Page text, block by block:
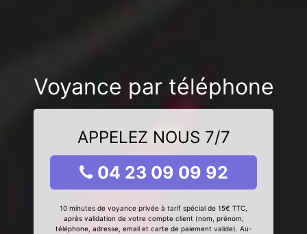
Voyance par téléphone
APPELEZ NOUS 7/7
04 23 09 09 92
10 minutes de voyance privée à tarif spécial de 15€ TTC,
après validation de votre compte client (nom, prénom,
téléphone, adresse, email et carte de paiement valide). Au-